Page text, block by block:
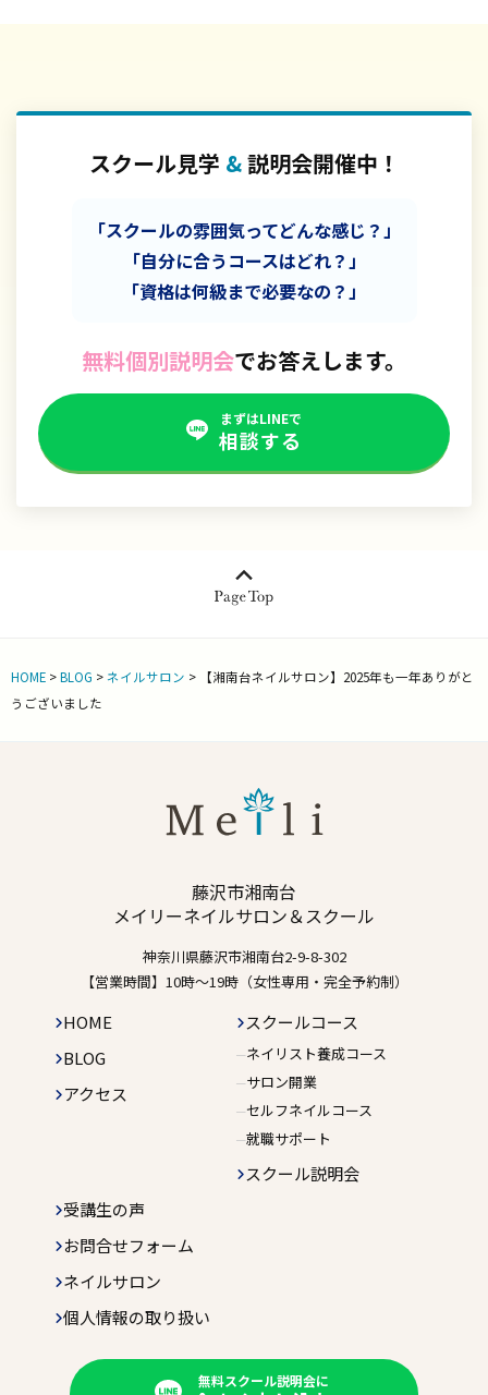
スクール見学 &説明会開催中！
「スクールの雰囲気ってどんな感じ？」
「自分に合うコースはどれ？」
「資格は何級まで必要なの？」
無料個別説明会でお答えします。
まずはLINEで
相談する
HOME >BLOG >ネイルサロン >
【湘南台ネイルサロン】2025年も一年ありがと
うございました
藤沢市湘南台
メイリーネイルサロン＆スクール
神奈川県藤沢市湘南台2-9-8-302
【営業時間】10時〜19時（女性専用・完全予約制）
HOME
BLOG
アクセス
スクールコース
ネイリスト養成コース
サロン開業
セルフネイルコース
就職サポート
スクール説明会
受講生の声
お問合せフォーム
ネイルサロン
個人情報の取り扱い
無料スクール説明会に